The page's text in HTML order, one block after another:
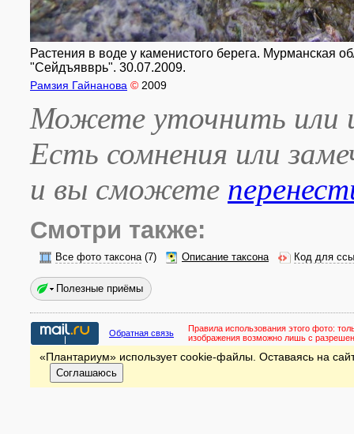
Растения в воде у каменистого берега. Мурманская
"Сейдъявврь". 30.07.2009.
Рамзия Гайнанова © 2009
Можете уточнить или
Есть сомнения или
и вы сможете
Смотри также:
Все фото таксона(7) Описание таксона Код для
Полезные приёмы
Обратная связь Правила использования этого фото:
изображения возможно лишь с
«Плантариум» использует cookie-файлы. Оставаясь на
Соглашаюсь